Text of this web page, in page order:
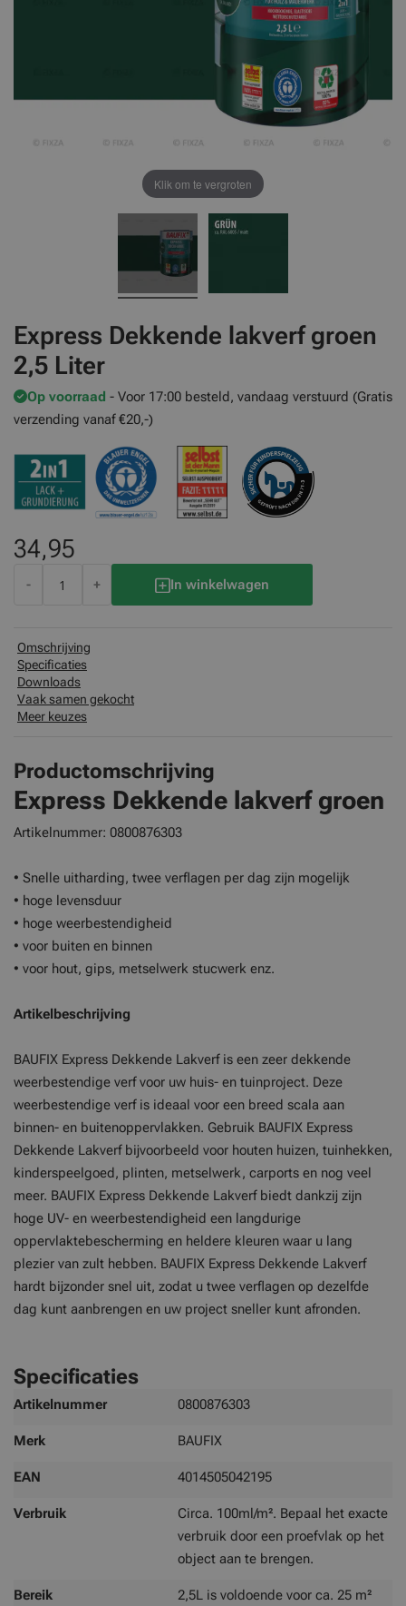
Express Dekkende lakverf groen
2,5 Liter
Op voorraad - Voor 17:00 besteld, vandaag verstuurd (Gratis
verzending vanaf €20,-)
34,95
- + In winkelwagen
Klik om te vergroten
Omschrijving
Specificaties
Downloads
Vaak samen gekocht
Meer keuzes
Productomschrijving
Express Dekkende lakverf groen
Artikelnummer: 0800876303
• Snelle uitharding, twee verflagen per dag zijn mogelijk
• hoge levensduur
• hoge weerbestendigheid
• voor buiten en binnen
• voor hout, gips, metselwerk stucwerk enz.
Artikelbeschrijving
BAUFIX Express Dekkende Lakverf is een zeer dekkende
weerbestendige verf voor uw huis- en tuinproject. Deze
weerbestendige verf is ideaal voor een breed scala aan
binnen- en buitenoppervlakken. Gebruik BAUFIX Express
Dekkende Lakverf bijvoorbeeld voor houten huizen, tuinhekken,
kinderspeelgoed, plinten, metselwerk, carports en nog veel
meer. BAUFIX Express Dekkende Lakverf biedt dankzij zijn
hoge UV- en weerbestendigheid een langdurige
oppervlaktebescherming en heldere kleuren waar u lang
plezier van zult hebben. BAUFIX Express Dekkende Lakverf
hardt bijzonder snel uit, zodat u twee verflagen op dezelfde
dag kunt aanbrengen en uw project sneller kunt afronden.
Specificaties
Meer
Artikelnummer 0800876303
Merk BAUFIX
EAN 4014505042195
Verbruik
Circa. 100ml/m². Bepaal het exacte
verbruik door een proefvlak op het
object aan te brengen.
Bereik 2,5L is voldoende voor ca. 25 m²